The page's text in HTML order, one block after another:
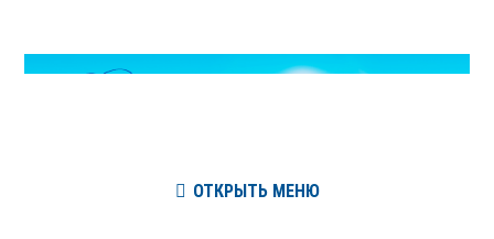
ОТКРЫТЬ МЕНЮ